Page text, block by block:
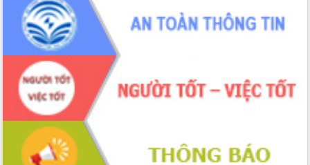
2026
Đắk Lắk tập trung toàn lực khắc phục
tồn tại IUU, sẵn sàng làm việc với
Đoàn thanh tra EC
Chủ tịch UBND tỉnh Tạ Anh Tuấn thăm,
chúc mừng các bệnh viện nhân Ngày
Thầy thuốc Việt Nam
Rộn ràng lễ hội truyền thống Sông
nước Đà Nông lần thứ I năm 2026
Kỳ họp Chuyên đề lần thứ Năm, HĐND
tỉnh Đắk Lắk thông qua các nghị quyết